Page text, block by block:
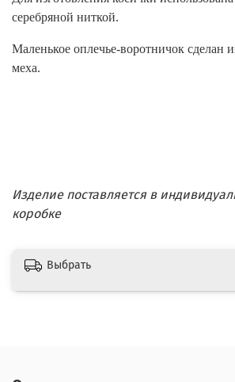
серебряной ниткой.
Маленькое оплечье-воротничок сделан
меха.
Изделие поставляется в
коробке
Выбрать